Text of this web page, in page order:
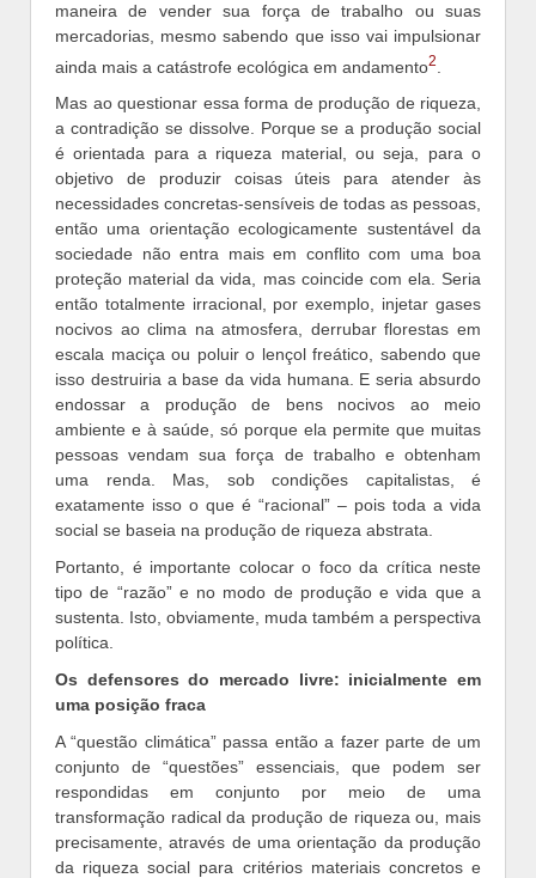
maneira de vender sua força de trabalho ou suas
mercadorias, mesmo sabendo que isso vai impulsionar
ainda mais a catástrofe ecológica em andamento2
Mas ao questionar essa forma de produção de riqueza,
a contradição se dissolve. Porque se a produção social
é orientada para a riqueza material, ou seja, para o
objetivo de produzir coisas úteis para atender às
necessidades concretas-sensíveis de todas as pessoas,
então uma orientação ecologicamente sustentável da
sociedade não entra mais em conflito com uma boa
proteção material da vida, mas coincide com ela. Seria
então totalmente irracional, por exemplo, injetar gases
nocivos ao clima na atmosfera, derrubar florestas em
escala maciça ou poluir o lençol freático, sabendo que
isso destruiria a base da vida humana. E seria absurdo
endossar a produção de bens nocivos ao meio
ambiente e à saúde, só porque ela permite que muitas
pessoas vendam sua força de trabalho e obtenham
uma renda. Mas, sob condições capitalistas, é
exatamente isso o que é “racional” – pois toda a vida
social se baseia na produção de riqueza abstrata.
Portanto, é importante colocar o foco da crítica neste
tipo de “razão” e no modo de produção e vida que a
sustenta. Isto, obviamente, muda também a perspectiva
política.
Os defensores do mercado livre: inicialmente em
uma posição fraca
A “questão climática” passa então a fazer parte de um
conjunto de “questões” essenciais, que podem ser
respondidas em conjunto por meio de uma
transformação radical da produção de riqueza ou, mais
precisamente, através de uma orientação da produção
da riqueza social para critérios materiais concretos e